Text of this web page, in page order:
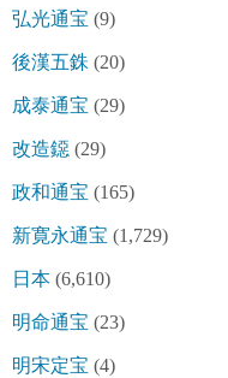
弘光通宝 (9)
後漢五銖 (20)
成泰通宝 (29)
改造鐚 (29)
政和通宝 (165)
新寛永通宝 (1,729)
日本 (6,610)
明命通宝 (23)
明宋定宝 (4)